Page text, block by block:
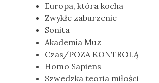
Europa, która kocha
Zwykłe zaburzenie
Sonita
Akademia Muz
Czas/POZA KONTROLĄ
Homo Sapiens
Szwedzka teoria miłości